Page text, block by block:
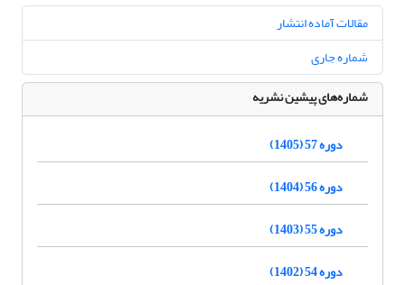
مقالات آماده انتشار
شماره جاری
شماره‌های پیشین نشریه
دوره 57 (1405)
دوره 56 (1404)
دوره 55 (1403)
دوره 54 (1402)